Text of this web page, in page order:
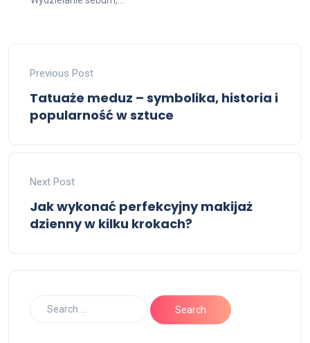
Previous Post
Tatuaże meduz – symbolika, historia i
popularność w sztuce
Next Post
Jak wykonać perfekcyjny makijaż
dzienny w kilku krokach?